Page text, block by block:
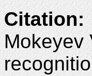
Citation:
Mokeyev